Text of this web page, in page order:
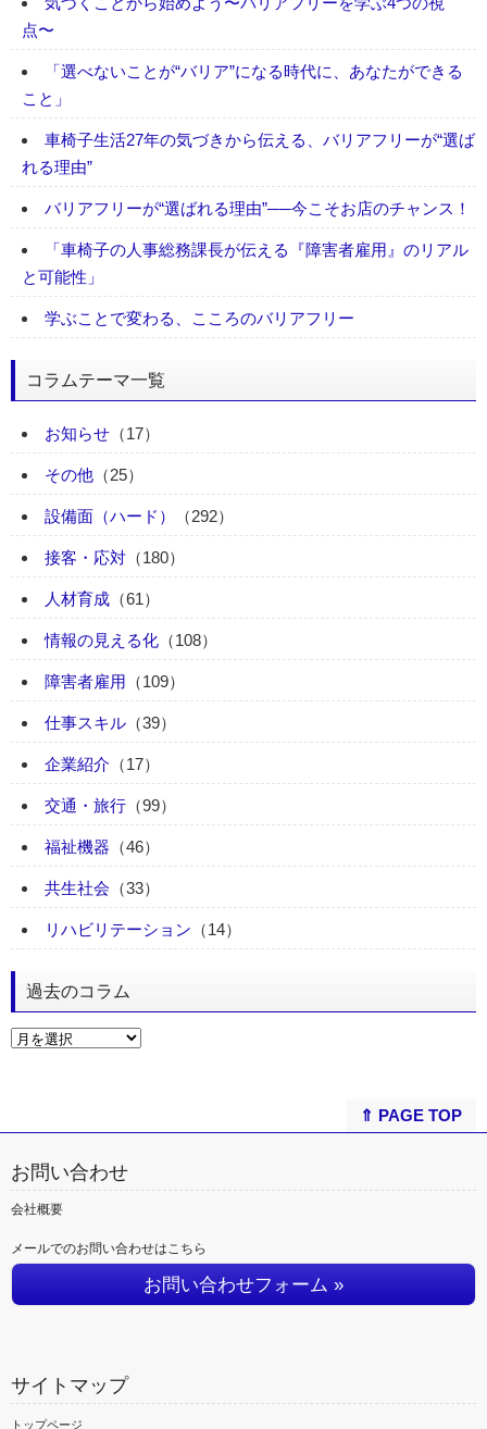
点〜
「選べないことが“バリア”になる時代に、あなたができる
こと」
車椅子生活27年の気づきから伝える、バリアフリーが“選ば
れる理由”
バリアフリーが“選ばれる理由”──今こそお店のチャンス！
「車椅子の人事総務課長が伝える『障害者雇用』のリアル
と可能性」
学ぶことで変わる、こころのバリアフリー
コラムテーマ一覧
お知らせ （17）
その他 （25）
設備面（ハード） （292）
接客・応対 （180）
人材育成 （61）
情報の見える化 （108）
障害者雇用 （109）
仕事スキル （39）
企業紹介 （17）
交通・旅行 （99）
福祉機器 （46）
共生社会 （33）
リハビリテーション （14）
過去のコラム
⇑ PAGE TOP
お問い合わせ
会社概要
メールでのお問い合わせはこちら
お問い合わせフォーム »
サイトマップ
トップページ